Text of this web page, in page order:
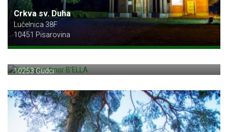
Crkva sv. Duha
Lučelnica 38F
10451 Pisarovina
Kuća za odmor B’ELLA
10253 Gudci